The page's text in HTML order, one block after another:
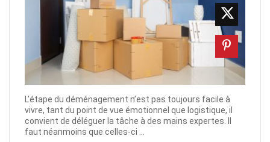
L’étape du déménagement n’est pas toujours facile à
vivre, tant du point de vue émotionnel que logistique, il
convient de déléguer la tâche à des mains expertes. Il
faut néanmoins que celles-ci ...